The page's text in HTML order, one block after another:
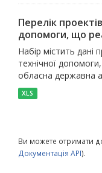
Перелік
допомоги, що
Набір містить дані
технічної
обласна державна
XLS
Ви можете отримати
Документація API).